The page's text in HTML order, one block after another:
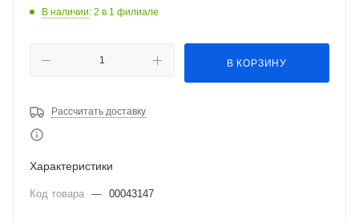
В наличии: 2 в 1 филиале
В КОРЗИНУ
Рассчитать доставку
Характеристики
Код товара — 00043147